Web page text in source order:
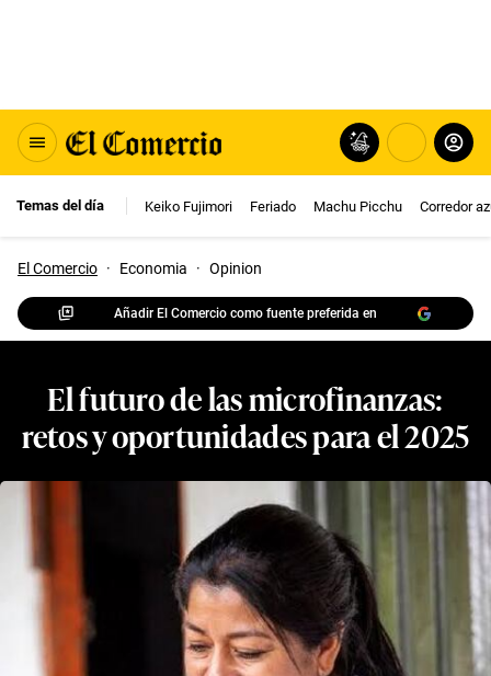
Temas del día Keiko Fujimori Feriado Machu Picchu Corredor
El Comercio · Economia · Opinion
Añadir El Comercio como fuente preferida en
El futuro de las microfinanzas:
retos y oportunidades para el 2025